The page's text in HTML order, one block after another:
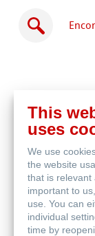
Comprar
en
línea
This
uses
We use
the website
that is relevant
important to
use. You can
individual
time by